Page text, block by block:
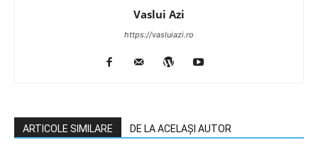
Vaslui Azi
https://vasluiazi.ro
ARTICOLE SIMILARE DE LA ACELAȘI AUTOR